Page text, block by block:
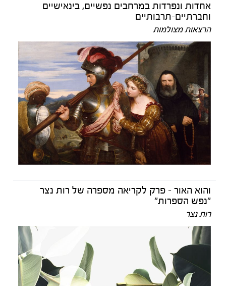
אחדות ונפרדות במרחבים נפשיים, בינאישיים
וחברתיים-תרבותיים
הרצאות מצולמות
והוא האור - פרק לקריאה מספרה של רות נצר
"נפש הספרות"
רות נצר